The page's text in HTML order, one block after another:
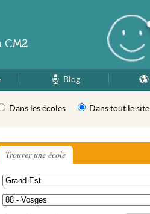
Blog
Dans les écoles Dans tout le site
Trouver une école
CM2